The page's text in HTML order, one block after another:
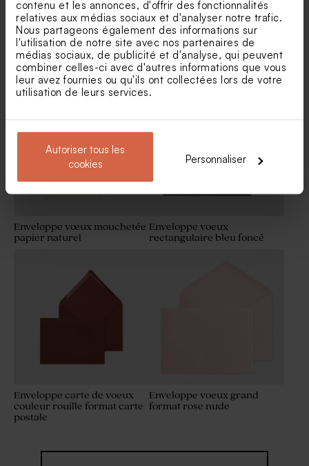
contenu et les annonces, d'offrir des fonctionnalités
relatives aux médias sociaux et d'analyser notre trafic.
Nous partageons également des informations sur
l'utilisation de notre site avec nos partenaires de
médias sociaux, de publicité et d'analyse, qui peuvent
combiner celles-ci avec d'autres informations que vous
leur avez fournies ou qu'ils ont collectées lors de votre
utilisation de leurs services.
Autoriser tous les
cookies
Personnaliser
Enveloppe rectangulaire
voeux papier recyclé
moucheté
Enveloppe vœux papier
naturel moucheté
Enveloppe vœux mouchetée
papier naturel
Enveloppe voeux
rectangulaire bleu foncé
Enveloppe carte de voeux
couleur rouille format carte
postale
Enveloppe voeux grand
format rose nude